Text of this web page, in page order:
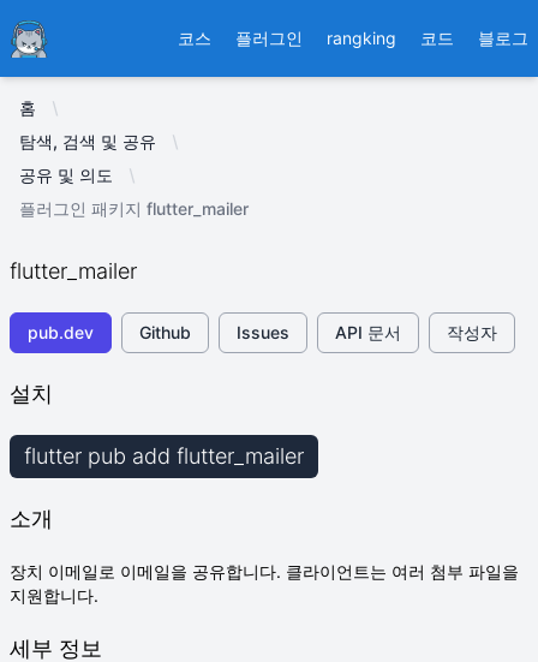
Ducafecat 코스 플러그인 rangking 코드 블로그
홈
탐색, 검색 및 공유
공유 및 의도
플러그인 패키지 flutter_mailer
flutter_mailer
pub.dev Github Issues API 문서 작성자
설치
flutter pub add flutter_mailer
소개
장치 이메일로 이메일을 공유합니다. 클라이언트는 여러 첨부 파일을
지원합니다.
세부 정보